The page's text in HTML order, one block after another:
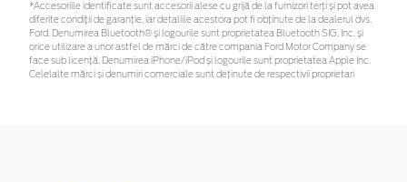
*Accesoriile identificate sunt accesorii alese cu grijă de la furnizori terți și pot avea
diferite condiții de garanție, iar detaliile acestora pot fi obținute de la dealerul dvs.
Ford. Denumirea Bluetooth® și logourile sunt proprietatea Bluetooth SIG, Inc. și
orice utilizare a unor astfel de mărci de către compania Ford Motor Company se
face sub licență. Denumirea iPhone/iPod și logourile sunt proprietatea Apple Inc.
Celelalte mărci și denumiri comerciale sunt deținute de respectivii proprietari